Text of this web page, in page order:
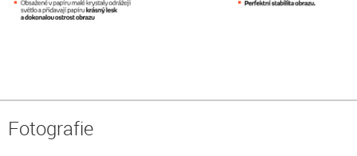
Fotografie